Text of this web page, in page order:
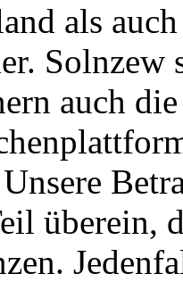
als
Solnzew
auch
überein,